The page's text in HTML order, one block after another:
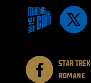
STAR TREK
ROMANE